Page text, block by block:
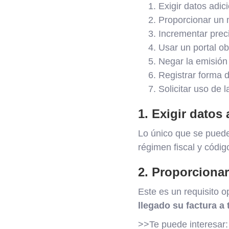
Exigir datos
Proporcionar un
Incrementar
Usar un portal
Negar la
Registrar forma
Solicitar uso de
1. Exigir datos
Lo único que se
régimen fiscal y
2.
Este es un requisito
llegado su factura a
>>Te puede